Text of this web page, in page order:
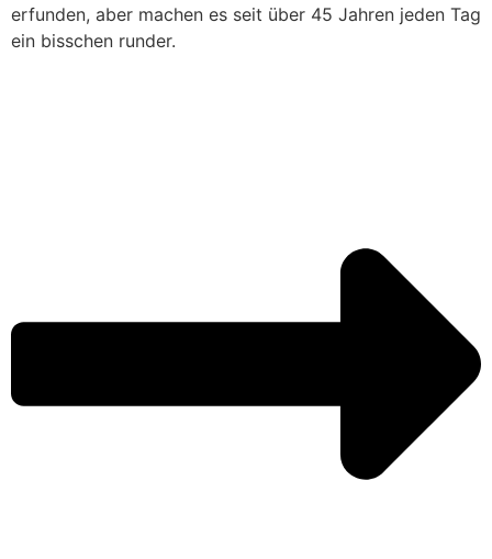
erfunden, aber machen es seit über 45 Jahren jeden Tag
ein bisschen runder.